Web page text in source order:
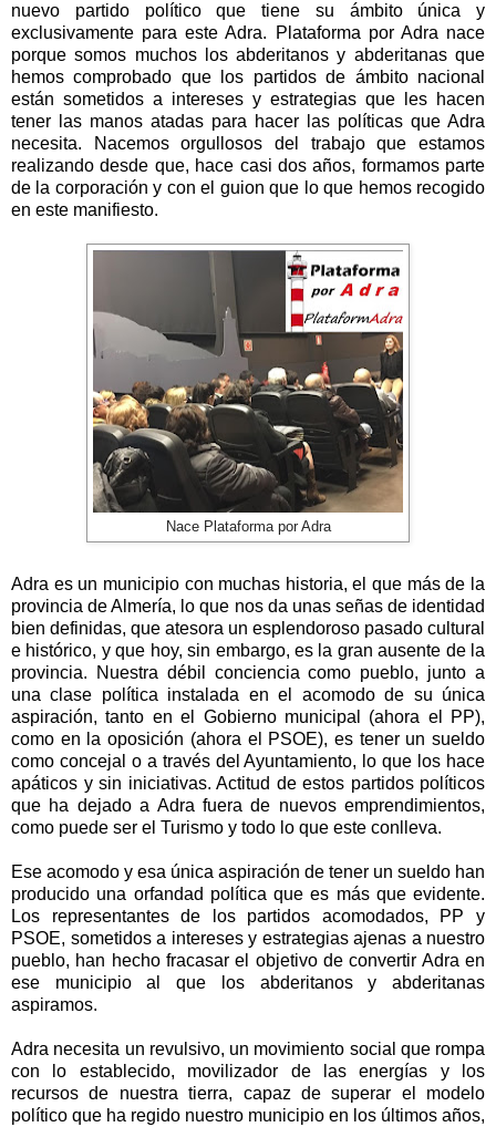
nuevo partido político que tiene su ámbito única y
exclusivamente para este Adra. Plataforma por Adra nace
porque somos muchos los abderitanos y abderitanas que
hemos comprobado que los partidos de ámbito nacional
están sometidos a intereses y estrategias que les hacen
tener las manos atadas para hacer las políticas que Adra
necesita. Nacemos orgullosos del trabajo que estamos
realizando desde que, hace casi dos años, formamos parte
de la corporación y con el guion que lo que hemos recogido
en este manifiesto.
Nace Plataforma por Adra
Adra es un municipio con muchas historia, el que más de la
provincia de Almería, lo que nos da unas señas de identidad
bien definidas, que atesora un esplendoroso pasado cultural
e histórico, y que hoy, sin embargo, es la gran ausente de la
provincia. Nuestra débil conciencia como pueblo, junto a
una clase política instalada en el acomodo de su única
aspiración, tanto en el Gobierno municipal (ahora el PP),
como en la oposición (ahora el PSOE), es tener un sueldo
como concejal o a través del Ayuntamiento, lo que los hace
apáticos y sin iniciativas. Actitud de estos partidos políticos
que ha dejado a Adra fuera de nuevos emprendimientos,
como puede ser el Turismo y todo lo que este conlleva.
Ese acomodo y esa única aspiración de tener un sueldo han
producido una orfandad política que es más que evidente.
Los representantes de los partidos acomodados, PP y
PSOE, sometidos a intereses y estrategias ajenas a nuestro
pueblo, han hecho fracasar el objetivo de convertir Adra en
ese municipio al que los abderitanos y abderitanas
aspiramos.
Adra necesita un revulsivo, un movimiento social que rompa
con lo establecido, movilizador de las energías y los
recursos de nuestra tierra, capaz de superar el modelo
político que ha regido nuestro municipio en los últimos años,